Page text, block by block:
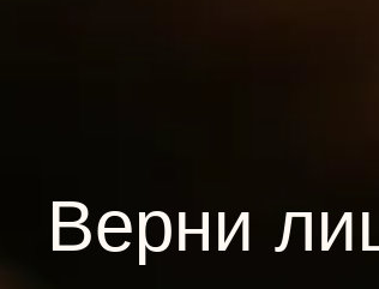
Верни